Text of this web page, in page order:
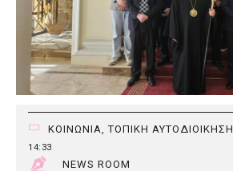
ΚΟΙΝΩΝΙΑ ,ΤΟΠΙΚΗ ΑΥΤΟΔΙΟΙΚΗΣΗ
14:33
NEWS ROOM